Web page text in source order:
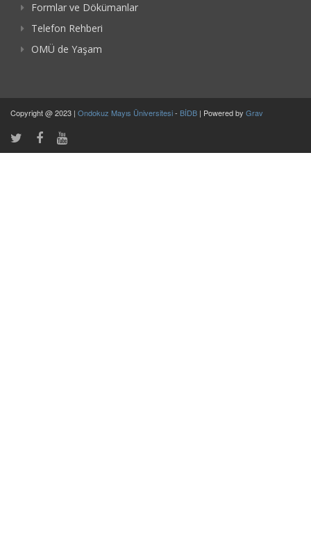
Formlar ve Dökümanlar
Telefon Rehberi
OMÜ de Yaşam
Copyright @ 2023 | Ondokuz Mayıs Üniversitesi- BİDB | Powered by Grav